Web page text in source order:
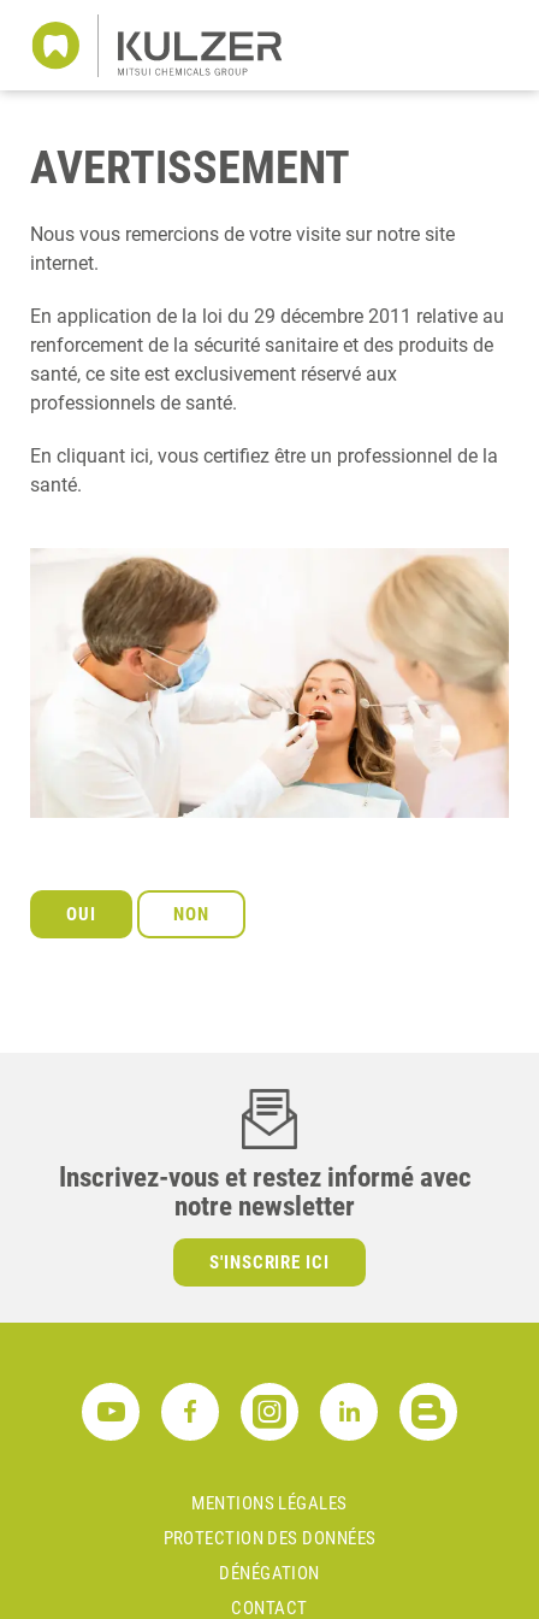
AVERTISSEMENT
Nous vous remercions de votre visite sur notre site
internet.
En application de la loi du 29 décembre 2011 relative au
renforcement de la sécurité sanitaire et des produits de
santé, ce site est exclusivement réservé aux
professionnels de santé.
En cliquant ici, vous certifiez être un professionnel de la
santé.
Inscrivez-vous et restez informé avec
notre newsletter
S'INSCRIRE ICI
MENTIONS LÉGALES
PROTECTION DES DONNÉES
DÉNÉGATION
CONTACT